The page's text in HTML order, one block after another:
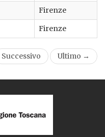
Firenze
Firenze
Successivo Ultimo →